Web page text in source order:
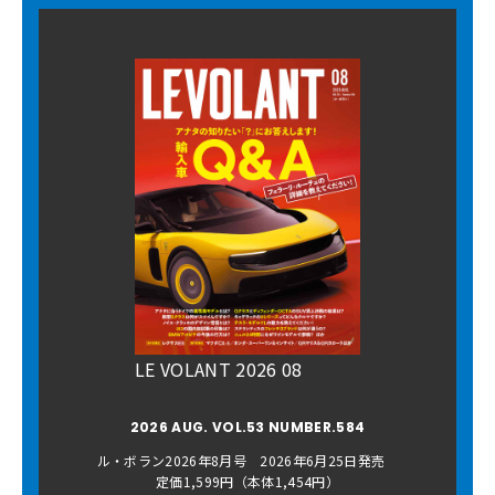
LE VOLANT 2026 08
2026 AUG. VOL.53 NUMBER.584
ル・ボラン2026年8月号 2026年6月25日発売
定価1,599円（本体1,454円）